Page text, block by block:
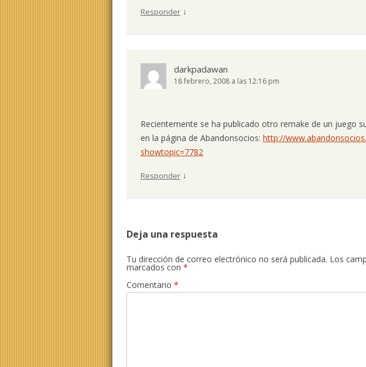
Responder ↓
darkpadawan
18 febrero, 2008 a las 12:16 pm
Recientemente se ha publicado otro remake de un juego
en la página de Abandonsocios: http://
showtopic=7782
Responder ↓
Deja una respuesta
Tu dirección de correo electrónico no será publicada. Los
marcados con *
Comentario *